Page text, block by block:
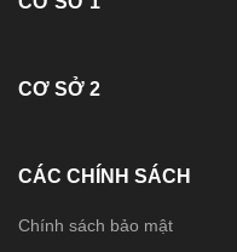
CƠ SỞ 2
CÁC CHÍNH SÁCH
Chính sách bảo mật